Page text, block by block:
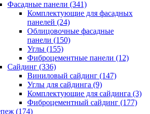
Фасадные панели (341)
Комплектующие для фасадных
панелей (24)
Облицовочные фасадные
панели (150)
Углы (155)
Фиброцементные панели (12)
Сайдинг (336)
Виниловый сайдинг (147)
Углы для сайдинга (9)
Комплектующие для сайдинга (3)
Фиброцементный сайдинг (177)
(174)